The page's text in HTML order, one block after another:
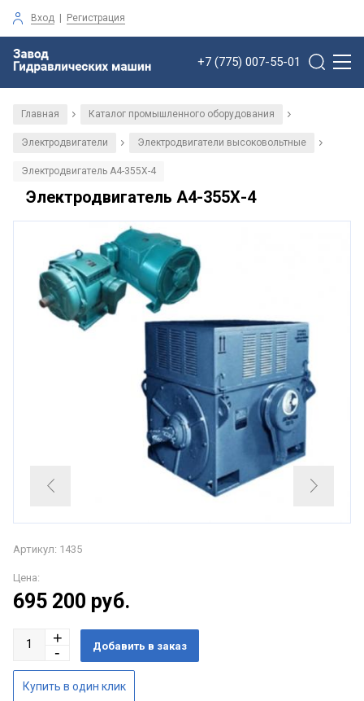
Вход | Регистрация
+7 (775) 007-55-01
Главная / Каталог промышленного оборудования /
Электродвигатели / Электродвигатели высоковольтные /
Электродвигатель А4-355Х-4
Электродвигатель А4-355Х-4
Артикул: 1435
Цена:
695 200 руб.